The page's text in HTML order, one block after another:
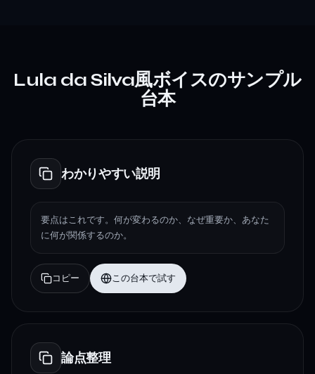
Lula da Silva風ボイスのサンプル
台本
わかりやすい説明
要点はこれです。何が変わるのか、なぜ重要か、あなた
に何が関係するのか。
コピー この台本で試す
論点整理